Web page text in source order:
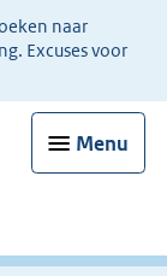
naar
Excuses voor
Menu